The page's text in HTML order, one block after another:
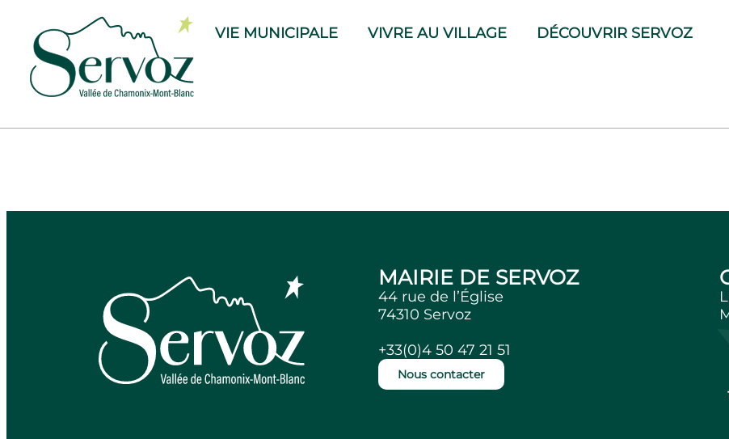
principal
VIE MUNICIPALE VIVRE AU VILLAGE DÉCOUVRIR SERVOZ
Conseil municipal du 23
2024
MAIRIE DE SERVOZ
44 rue de l’Église
74310 Servoz
+33(0)4 50 47 21 51
Nous contacter